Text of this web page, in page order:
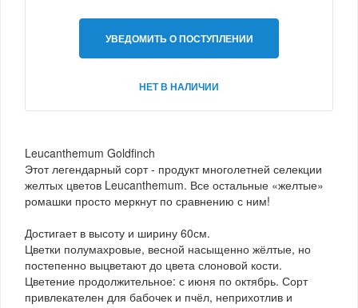
УВЕДОМИТЬ О ПОСТУПЛЕНИИ
НЕТ В НАЛИЧИИ
Leucanthemum Goldfinch
Этот легендарный сорт - продукт многолетней селекции
желтых цветов Leucanthemum. Все остальные «желтые»
ромашки просто меркнут по сравнению с ним!
Достигает в высоту и ширину 60см.
Цветки полумахровые, весной насыщенно жёлтые, но
постепенно выцветают до цвета слоновой кости.
Цветение продолжительное: с июня по октябрь. Сорт
привлекателен для бабочек и пчёл, неприхотлив и